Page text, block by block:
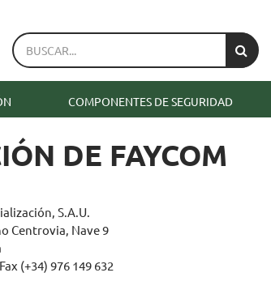
COMPONENTES DE SEGURIDAD
DE FAYCOM
S.A.U.
Centrovia, Nave 9
(+34) 976 149 632